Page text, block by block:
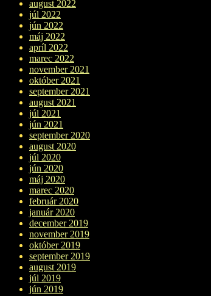
august 2022
júl 2022
jún 2022
máj 2022
apríl 2022
marec 2022
november 2021
október 2021
september 2021
august 2021
júl 2021
jún 2021
september 2020
august 2020
júl 2020
jún 2020
máj 2020
marec 2020
február 2020
január 2020
december 2019
november 2019
október 2019
september 2019
august 2019
júl 2019
jún 2019